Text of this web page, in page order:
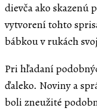
dievča ako skazenú
vytvorení tohto
bábkou v rukách
Pri hľadaní
ďaleko. Noviny a
boli zneužité